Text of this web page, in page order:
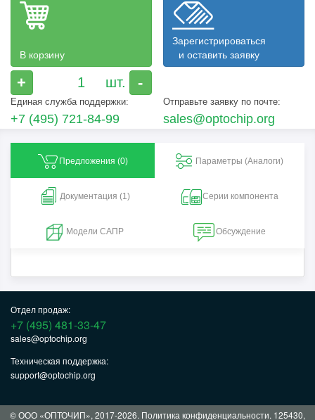
В корзину
+ -
Зарегистрироваться
и оставить заявку
Единая служба поддержки:
+7 (495) 721-84-99
Отправьте заявку по почте:
sales@optochip.org
Предложения (0) Параметры (Aналоги)
Документация (1) Серии компонента
Модели САПР Обсуждение
Отдел продаж:
+7 (495) 481-33-47
sales@optochip.org
Техническая поддержка:
support@optochip.org
© ООО «ОПТОЧИП», 2017-2026. Политика конфиденциальности. 125430,